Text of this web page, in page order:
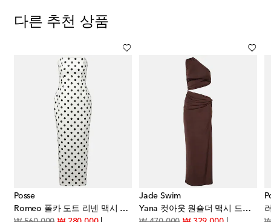
다른 추천 상품
Posse
Romeo 폴카 도트 리넨 맥시 드레스
Jade Swim
Yana 컷아웃 원숄더 맥시 드레스